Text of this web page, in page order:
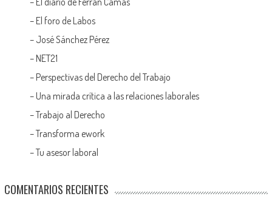
– El foro de Labos
– José Sánchez Pérez
– NET21
– Perspectivas del Derecho del Trabajo
– Una mirada crítica a las relaciones laborales
–Trabajo al Derecho
–Transforma ework
–Tu asesor laboral
COMENTARIOS RECIENTES